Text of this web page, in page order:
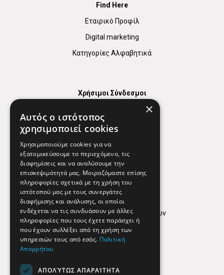
Find Here
Εταιρικό Προφίλ
Digital marketing
Κατηγορίες Αλφαβητικά
Χρήσιμοι Σύνδεσμοι
Χρήσιμα Τηλέφωνα
Εφημερεύοντα Φαρμακεία
Απόρρητο
Όροι Χρήσης
Πολιτική προστασίας δεδομένων
Findhere
Social Media
×
Αυτός ο ιστότοπος
χρησιμοποιεί cookies
Χρησιμοποιούμε cookies για να
εξατομικεύσουμε το περιεχόμενο, τις
διαφημίσεις και να αναλύσουμε την
επισκεψιμότητά μας. Μοιραζόμαστε επίσης
πληροφορίες σχετικά με τη χρήση του
ιστότοπού μας με τους συνεργάτες
διαφήμισης και ανάλυσης, οι οποίοι
ενδέχεται να τις συνδυάσουν με άλλες
πληροφορίες που τους έχετε παράσχει ή
που έχουν συλλέξει από τη χρήση των
υπηρεσιών τους από εσάς. Πολιτική
Απορρήτου
ΑΠΟΛΎΤΩΣ ΑΠΑΡΑΊΤΗΤΑ